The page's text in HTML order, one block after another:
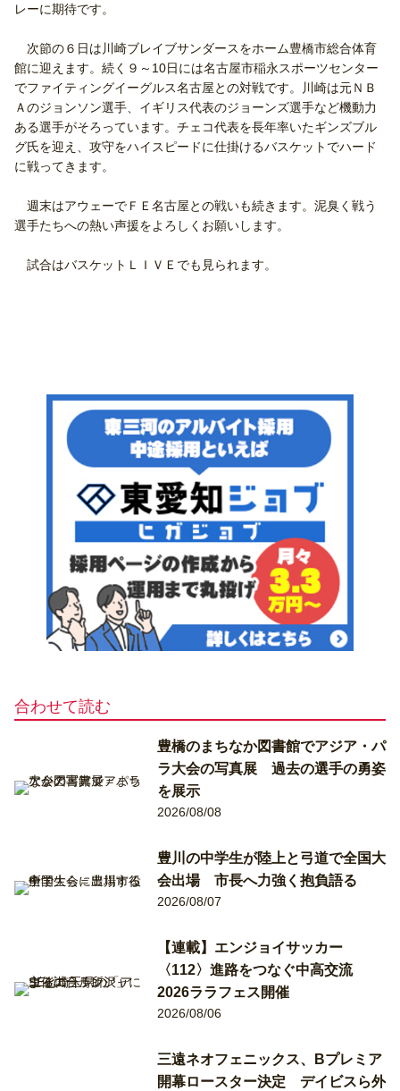
レーに期待です。
次節の６日は川崎ブレイブサンダースをホーム豊橋市総合体育
館に迎えます。続く９～10日には名古屋市稲永スポーツセンター
でファイティングイーグルス名古屋との対戦です。川崎は元ＮＢ
Ａのジョンソン選手、イギリス代表のジョーンズ選手など機動力
ある選手がそろっています。チェコ代表を長年率いたギンズブル
グ氏を迎え、攻守をハイスピードに仕掛けるバスケットでハード
に戦ってきます。
週末はアウェーでＦＥ名古屋との戦いも続きます。泥臭く戦う
選手たちへの熱い声援をよろしくお願いします。
試合はバスケット ＬＩＶＥ でも見られます。
合わせて読む
豊橋のまちなか図書館でアジア・パ
ラ大会の写真展 過去の選手の勇姿
を展示
2026/08/08
豊川の中学生が陸上と弓道で全国大
会出場 市長へ力強く抱負語る
2026/08/07
【連載】エンジョイサッカー
〈112〉進路をつなぐ中高交流
2026ララフェス開催
2026/08/06
三遠ネオフェニックス、Bプレミア
開幕ロースター決定 デイビスら外